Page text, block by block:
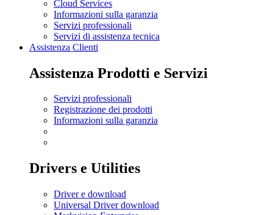
Cloud Services
Informazioni sulla garanzia
Servizi professionali
Servizi di assistenza tecnica
Assistenza Clienti
Assistenza Prodotti e Servizi
Servizi professionali
Registrazione dei prodotti
Informazioni sulla garanzia
Drivers e Utilities
Driver e download
Universal Driver download